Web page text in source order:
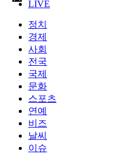
LIVE
정치
경제
사회
전국
국제
문화
스포츠
연예
비즈
날씨
이슈